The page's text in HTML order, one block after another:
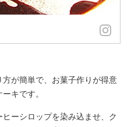
が簡単で、お菓子作りが得意
キです。
ーシロップを染み込ませ、ク